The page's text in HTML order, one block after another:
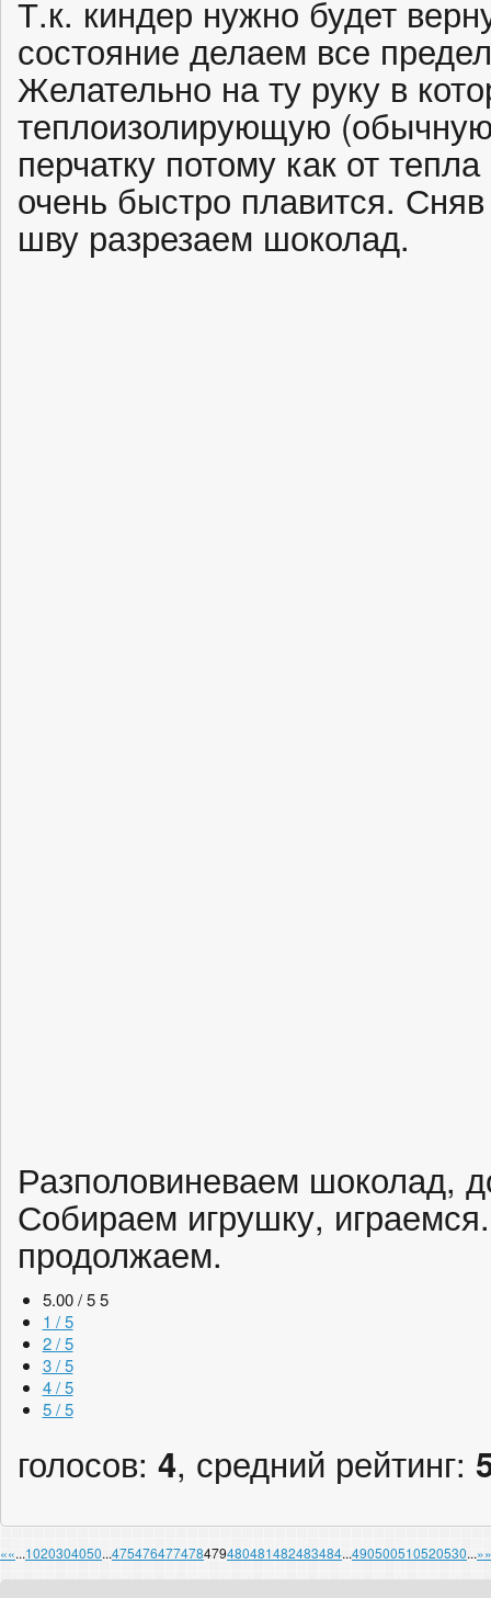
Т.к. киндер нужно будет
состояние делаем все
Желательно на ту руку в
теплоизолирующую
перчатку потому как от
очень быстро плавится. Сняв
шву разрезаем шоколад.
Разполовиневаем шоколад,
Собираем игрушку,
продолжаем.
5.00 / 5 5
1 / 5
2 / 5
3 / 5
4 / 5
5 / 5
голосов: 4, средний рейтинг:
««...1020304050...475476477478479480481482483484...490500510520530...»»